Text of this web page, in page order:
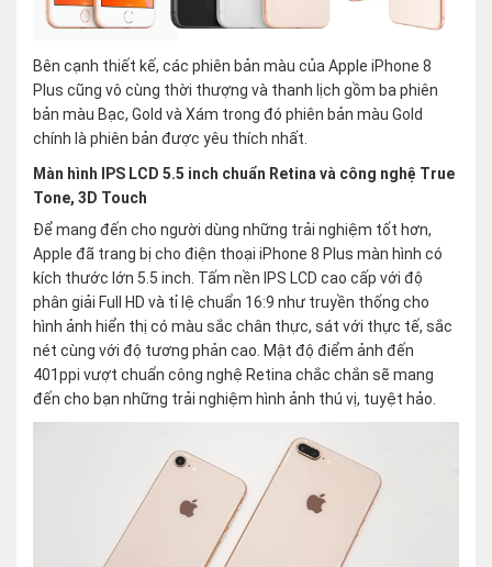
Bên cạnh thiết kế, các phiên bản màu của Apple iPhone 8
Plus cũng vô cùng thời thượng và thanh lịch gồm ba phiên
bản màu Bạc, Gold và Xám trong đó phiên bản màu Gold
chính là phiên bản được yêu thích nhất.
Màn hình IPS LCD 5.5 inch chuẩn Retina và công nghệ True
Tone, 3D Touch
Để mang đến cho người dùng những trải nghiệm tốt hơn,
Apple đã trang bị cho điện thoại iPhone 8 Plus màn hình có
kích thước lớn 5.5 inch. Tấm nền IPS LCD cao cấp với độ
phân giải Full HD và tỉ lệ chuẩn 16:9 như truyền thống cho
hình ảnh hiển thị có màu sắc chân thực, sát với thực tế, sắc
nét cùng với độ tương phản cao. Mật độ điểm ảnh đến
401ppi vượt chuẩn công nghệ Retina chắc chắn sẽ mang
đến cho bạn những trải nghiệm hình ảnh thú vị, tuyệt hảo.